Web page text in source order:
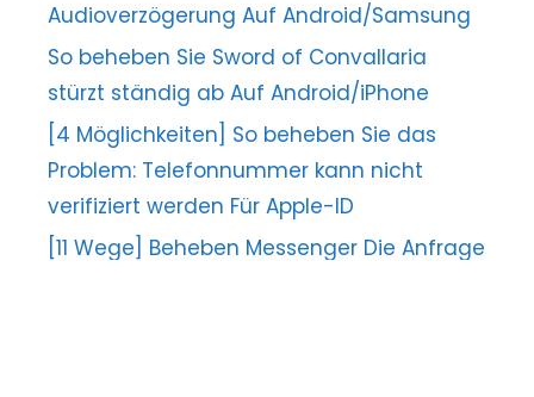
Audioverzögerung Auf Android/Samsung
So beheben Sie Sword of Convallaria
stürzt ständig ab Auf Android/iPhone
[4 Möglichkeiten] So beheben Sie das
Problem: Telefonnummer kann nicht
verifiziert werden Für Apple-ID
[11 Wege] Beheben Messenger Die Anfrage